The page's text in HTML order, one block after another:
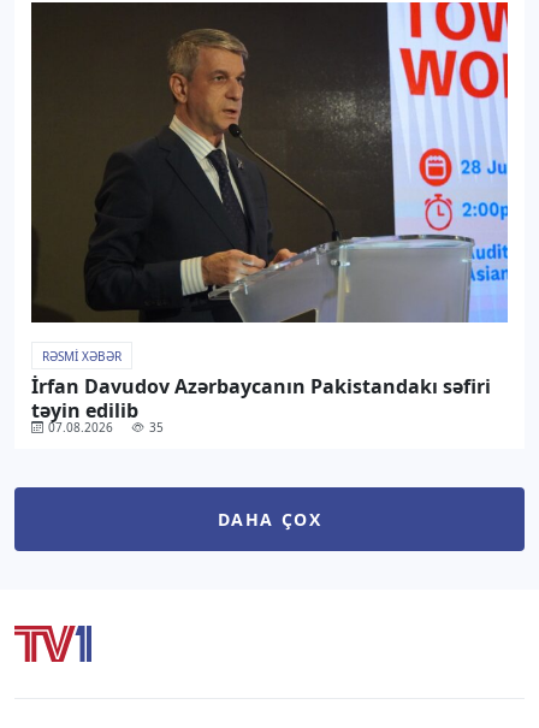
RƏSMI XƏBƏR
İrfan Davudov Azərbaycanın Pakistandakı səfiri
təyin edilib
07.08.2026 35
DAHA ÇOX